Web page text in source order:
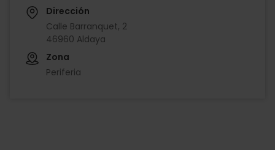
Dirección
Calle Barranquet, 2
46960 Aldaya
Zona
Periferia